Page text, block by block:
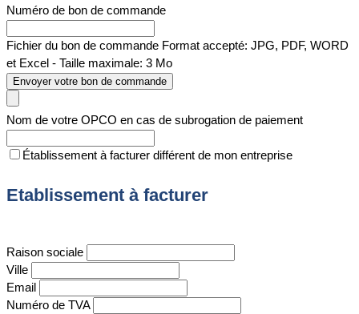
Numéro de bon de commande
Fichier du bon de commande Format accepté: JPG, PDF, WORD
et Excel - Taille maximale: 3 Mo
Envoyer votre bon de commande
Nom de votre OPCO en cas de subrogation de paiement
Établissement à facturer différent de mon entreprise
Etablissement à facturer
Raison sociale
Ville
Email
Numéro de TVA